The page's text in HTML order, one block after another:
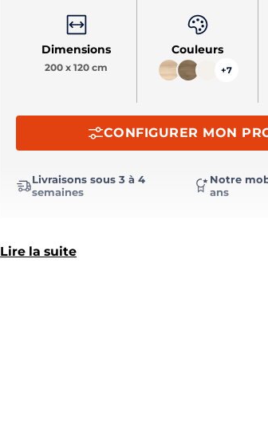
Lire la suite
Dimensions
200 x 120 cm
Couleurs
+7
CONFIGURER MON
Livraisons sous 3 à 4
semaines
Notre
ans